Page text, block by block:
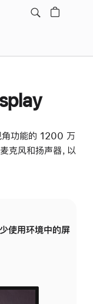
角功能的 1200 万
克风和扬声器，以
使用环境中的屏